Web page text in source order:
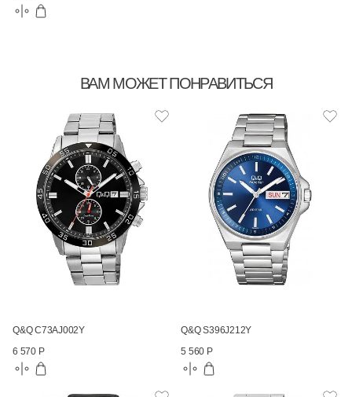
ВАМ МОЖЕТ ПОНРАВИТЬСЯ
Q&Q C73AJ002Y
6 570 Р
Q&Q S396J212Y
5 560 Р